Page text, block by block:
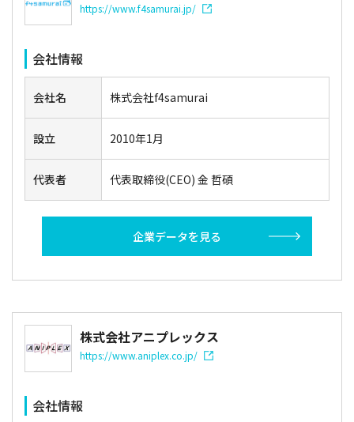
https://www.f4samurai.jp/
会社情報
会社名 株式会社f4samurai
設立 2010年1月
代表者 代表取締役(CEO) 金 哲碩
企業データを見る
株式会社アニプレックス
https://www.aniplex.co.jp/
会社情報